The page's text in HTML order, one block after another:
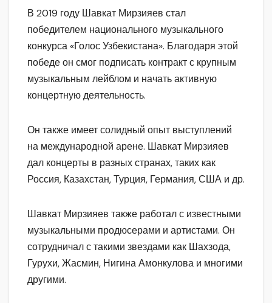
В 2019 году Шавкат Мирзияев стал
победителем национального музыкального
конкурса «Голос Узбекистана». Благодаря этой
победе он смог подписать контракт с крупным
музыкальным лейблом и начать активную
концертную деятельность.
Он также имеет солидный опыт выступлений
на международной арене. Шавкат Мирзияев
дал концерты в разных странах, таких как
Россия, Казахстан, Турция, Германия, США и др.
Шавкат Мирзияев также работал с известными
музыкальными продюсерами и артистами. Он
сотрудничал с такими звездами как Шахзода,
Гурухи, Жасмин, Нигина Амонкулова и многими
другими.